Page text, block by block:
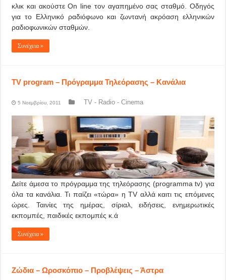
κλικ και ακούστε On line τον αγαπημένο σας σταθμό. Οδηγός
για το Ελληνικό ραδιόφωνο και ζωντανή ακρόαση ελληνικών
ραδιοφωνικών σταθμών.
Συνέχεια »
TV program – Πρόγραμμα Τηλεόρασης – Κανάλια
5 Νοεμβρίου, 2011 TV - Radio - Cinema
Δείτε άμεσα το πρόγραμμα της τηλεόρασης (programma tv) για
όλα τα κανάλια. Τι παίζει «τώρα» η TV αλλά καιτι τις επόμενες
ώρες. Ταινίες της ημέρας, σίριαλ, ειδήσεις, ενημερωτικές
εκπομπές, παιδικές εκπομπές κ.ά
Συνέχεια »
Ζώδια – Ωροσκόπιο – Προβλέψεις – Άστρα